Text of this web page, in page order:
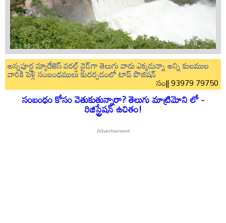
అన్నపూర్ణ మ్యారేజెస్ వరల్డ్ వైడ్‌గా తెలుగు వారు ఎక్కడున్నా అన్ని కులముల
వారికి పెళ్లి సంబంధములు కుదర్చడంలో టాప్ పొజిషన్
సం|| 93979 79750
సంబంధం కోసం వెతుకుతున్నారా? తెలుగు మాట్రిమోని లో -
రిజిస్ట్రేషన్ ఉచితం!